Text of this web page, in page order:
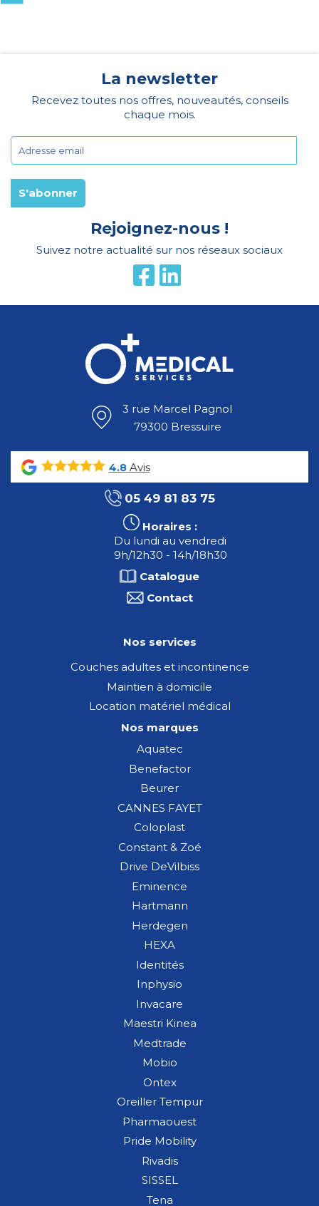
La newsletter
Recevez toutes nos offres, nouveautés, conseils
chaque mois.
Rejoignez-nous !
Suivez notre actualité sur nos réseaux sociaux
3 rue Marcel Pagnol
79300 Bressuire
4.8Avis
05 49 81 83 75
Horaires :
Du lundi au vendredi
9h/12h30 - 14h/18h30
Catalogue
Contact
Nos services
Couches adultes et incontinence
Maintien à domicile
Location matériel médical
Nos marques
Aquatec
Benefactor
Beurer
CANNES FAYET
Coloplast
Constant & Zoé
Drive DeVilbiss
Eminence
Hartmann
Herdegen
HEXA
Identités
Inphysio
Invacare
Maestri Kinea
Medtrade
Mobio
Ontex
Oreiller Tempur
Pharmaouest
Pride Mobility
Rivadis
SISSEL
Tena